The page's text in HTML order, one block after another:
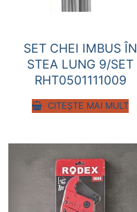
SET CHEI IMBUS ÎN
STEA LUNG 9/SET
RHT0501111009
CITEȘTE MAI MULT